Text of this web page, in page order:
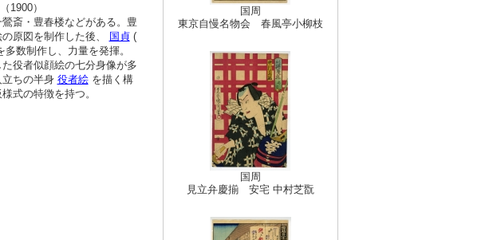
1900）
斎・豊春楼などがある。豊
原図を制作した後、
国貞(
数制作し、力量を発揮。
役者似顔絵の七分身像が多
立ちの半身 役者絵を描く構
式の特徴を持つ。
国周
東京自慢名物会 春風亭小柳枝
国周
見立弁慶揃 安宅 中村芝翫